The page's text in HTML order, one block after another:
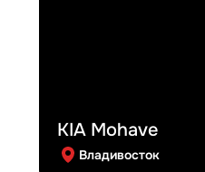
KIA Mohave
Владивосток